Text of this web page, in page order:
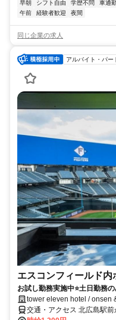
早朝
シフト自由 学歴不問 車通
午前
経験者歓迎 夜間
同じ企業の求人
アルバイト・パー
エスコンフィールド
お試し勤務実施中⭐土日勤務
tower eleven hotel / onsen
交通・アクセス 北広島駅